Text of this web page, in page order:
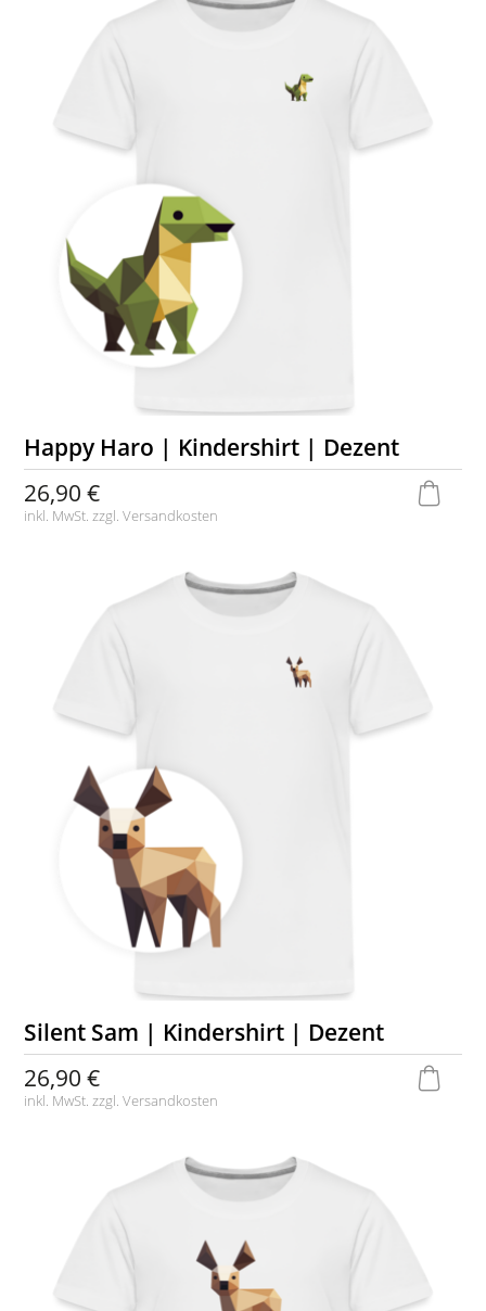
Happy Haro | Kindershirt | Dezent
26,90 €
inkl. MwSt. zzgl.Versandkosten
Silent Sam | Kindershirt | Dezent
26,90 €
inkl. MwSt. zzgl.Versandkosten